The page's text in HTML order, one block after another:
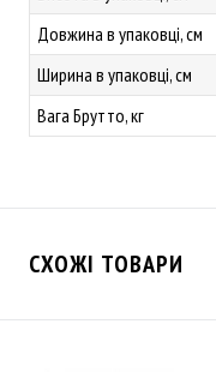
Довжина в упаковці, см
Ширина в упаковці, см
Вага Брутто, кг
СХОЖІ ТОВАРИ